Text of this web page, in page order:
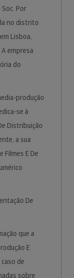
Por
no distrito
Lisboa,
empresa
do
produção
se à
Distribuição
a sua
Filmes E De
De
que a
E
de
sobre